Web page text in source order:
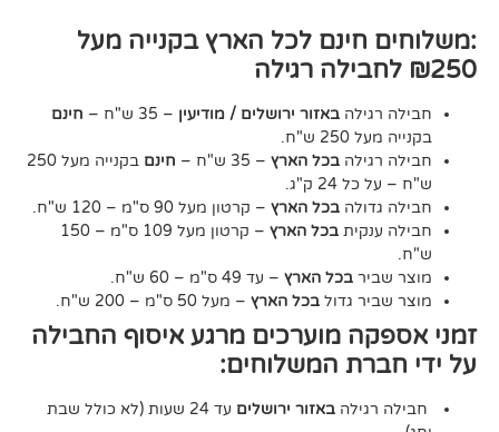
לכל הארץ בקנייה מעל
באזור ירושלים / מודיעין– 35 ש"ח –
חינם
בכל הארץ– 35 ש"ח – חינם
בקנייה מעל 250
בכל הארץ – קרטון מעל 90 ס"מ – 120 ש"ח.
בכל הארץ – קרטון מעל 109 ס"מ – 150
בכל הארץ– עד 49 ס"מ – 60 ש"ח.
גדול
בכל הארץ– מעל 50 ס"מ – 200 ש"ח.
מוערכים מרגע איסוף החבילה
המשלוחים:
באזור ירושלים עד 24 שעות (לא כולל שבת